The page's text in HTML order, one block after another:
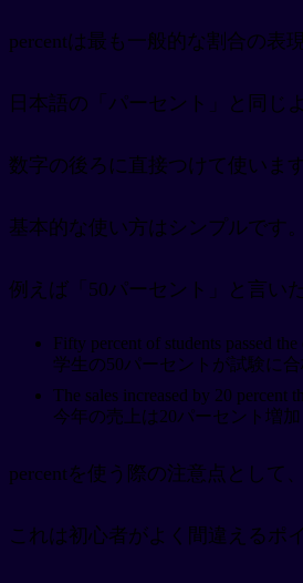
percentは最も一般的な割合の表
日本語の「パーセント」と同じ
数字の後ろに直接つけて使いま
基本的な使い方はシンプルです。
例えば「50パーセント」と言い
Fifty percent of students passed the
学生の50パーセントが試験に
The sales increased by 20 percent
今年の売上は20パーセント増
percentを使う際の注意点として、
これは初心者がよく間違えるポ